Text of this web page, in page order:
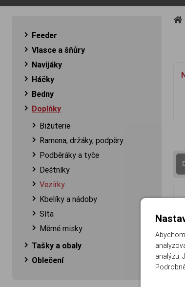
Feeder
Vlasce a šňůry
Navijáky
Háčky
Bedny
Doplňky
Bižuterie
Ramena, držáky, podpěry
Podběráky a tyče
Deštníky
Vezírky
Kbelíky a nádoby
Síta
Měrné misky
Tašky a obaly
Oblečení
analýzu.